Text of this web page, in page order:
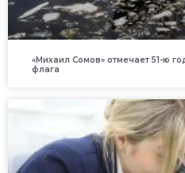
«Михаил Сомов» отмечает 51-ю
флага